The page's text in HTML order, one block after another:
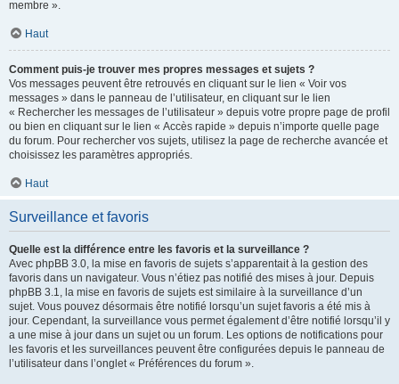
membre ».
Haut
Comment puis-je trouver mes propres messages et sujets ?
Vos messages peuvent être retrouvés en cliquant sur le lien « Voir vos
messages » dans le panneau de l’utilisateur, en cliquant sur le lien
« Rechercher les messages de l’utilisateur » depuis votre propre page de profil
ou bien en cliquant sur le lien « Accès rapide » depuis n’importe quelle page
du forum. Pour rechercher vos sujets, utilisez la page de recherche avancée et
choisissez les paramètres appropriés.
Haut
Surveillance et favoris
Quelle est la différence entre les favoris et la surveillance ?
Avec phpBB 3.0, la mise en favoris de sujets s’apparentait à la gestion des
favoris dans un navigateur. Vous n’étiez pas notifié des mises à jour. Depuis
phpBB 3.1, la mise en favoris de sujets est similaire à la surveillance d’un
sujet. Vous pouvez désormais être notifié lorsqu’un sujet favoris a été mis à
jour. Cependant, la surveillance vous permet également d’être notifié lorsqu’il y
a une mise à jour dans un sujet ou un forum. Les options de notifications pour
les favoris et les surveillances peuvent être configurées depuis le panneau de
l’utilisateur dans l’onglet « Préférences du forum ».